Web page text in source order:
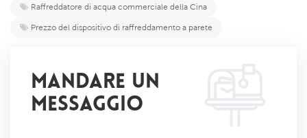
Raffreddatore di acqua commerciale della Cina
Prezzo del dispositivo di raffreddamento a parete
MANDARE UN
MESSAGGIO